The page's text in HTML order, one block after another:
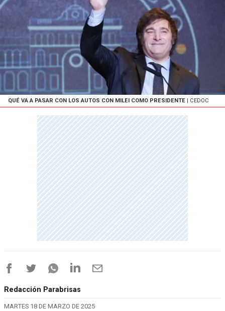
QUÉ VA A PASAR CON LOS AUTOS CON MILEI COMO PRESIDENTE | CEDOC
Redacción Parabrisas
MARTES 18 DE MARZO DE 2025